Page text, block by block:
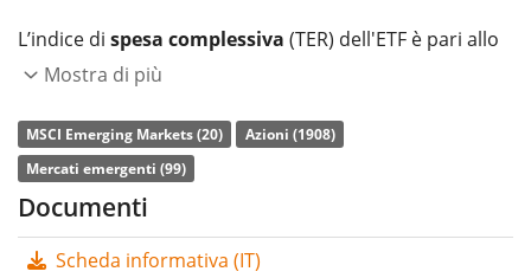
L’indice di spesa complessiva (TER) dell'ETF è pari allo
0,18% annuo. L’ETF replica la performance dell’indice
i componenti dello stesso). I dividendi dell'ETF sono
distribuitiagli investitori (Trimestralmente).
dimensioni molto grandi con un
Mostra di più
MSCI Emerging Markets (20)
Azioni (1908)
Mercati emergenti (99)
Documenti
Scheda informativa (IT)